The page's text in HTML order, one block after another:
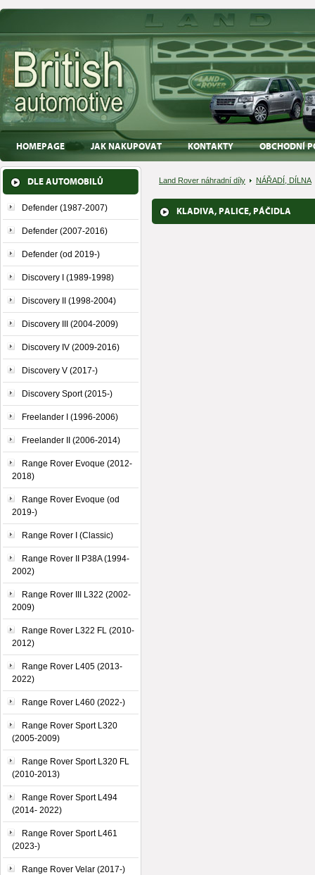
HOMEPAGE JAK NAKUPOVAT KONTAKTY OBCHODNÍ
DLE AUTOMOBILŮ
Defender (1987-2007)
Defender (2007-2016)
Defender (od 2019-)
Discovery I (1989-1998)
Discovery II (1998-2004)
Discovery III (2004-2009)
Discovery IV (2009-2016)
Discovery V (2017-)
Discovery Sport (2015-)
Freelander I (1996-2006)
Freelander II (2006-2014)
Range Rover Evoque (2012-
2018)
Range Rover Evoque (od
2019-)
Range Rover I (Classic)
Range Rover II P38A (1994-
2002)
Range Rover III L322 (2002-
2009)
Range Rover L322 FL (2010-
2012)
Range Rover L405 (2013-
2022)
Range Rover L460 (2022-)
Range Rover Sport L320
(2005-2009)
Range Rover Sport L320 FL
(2010-2013)
Range Rover Sport L494
(2014- 2022)
Range Rover Sport L461
(2023-)
Range Rover Velar (2017-)
Land Rover náhradní díly NÁŘADÍ, DÍLNA
KLADIVA, PALICE, PÁČIDLA